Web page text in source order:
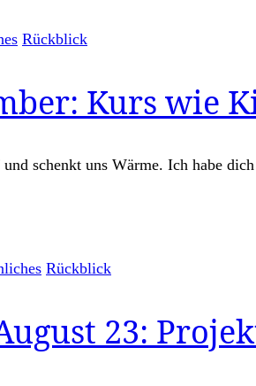
Rückblick
Kurs wie
schenkt uns Wärme. Ich habe
Rückblick
23: